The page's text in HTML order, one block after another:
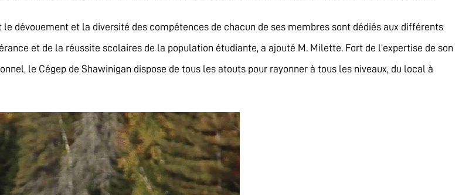
dévouement et la diversité des compétences de chacun de ses membres sont dédiés aux différents
et de la réussite scolaires de la population étudiante, a ajouté M. Milette. Fort de l’expertise de son
le Cégep de Shawinigan dispose de tous les atouts pour rayonner à tous les niveaux, du local à